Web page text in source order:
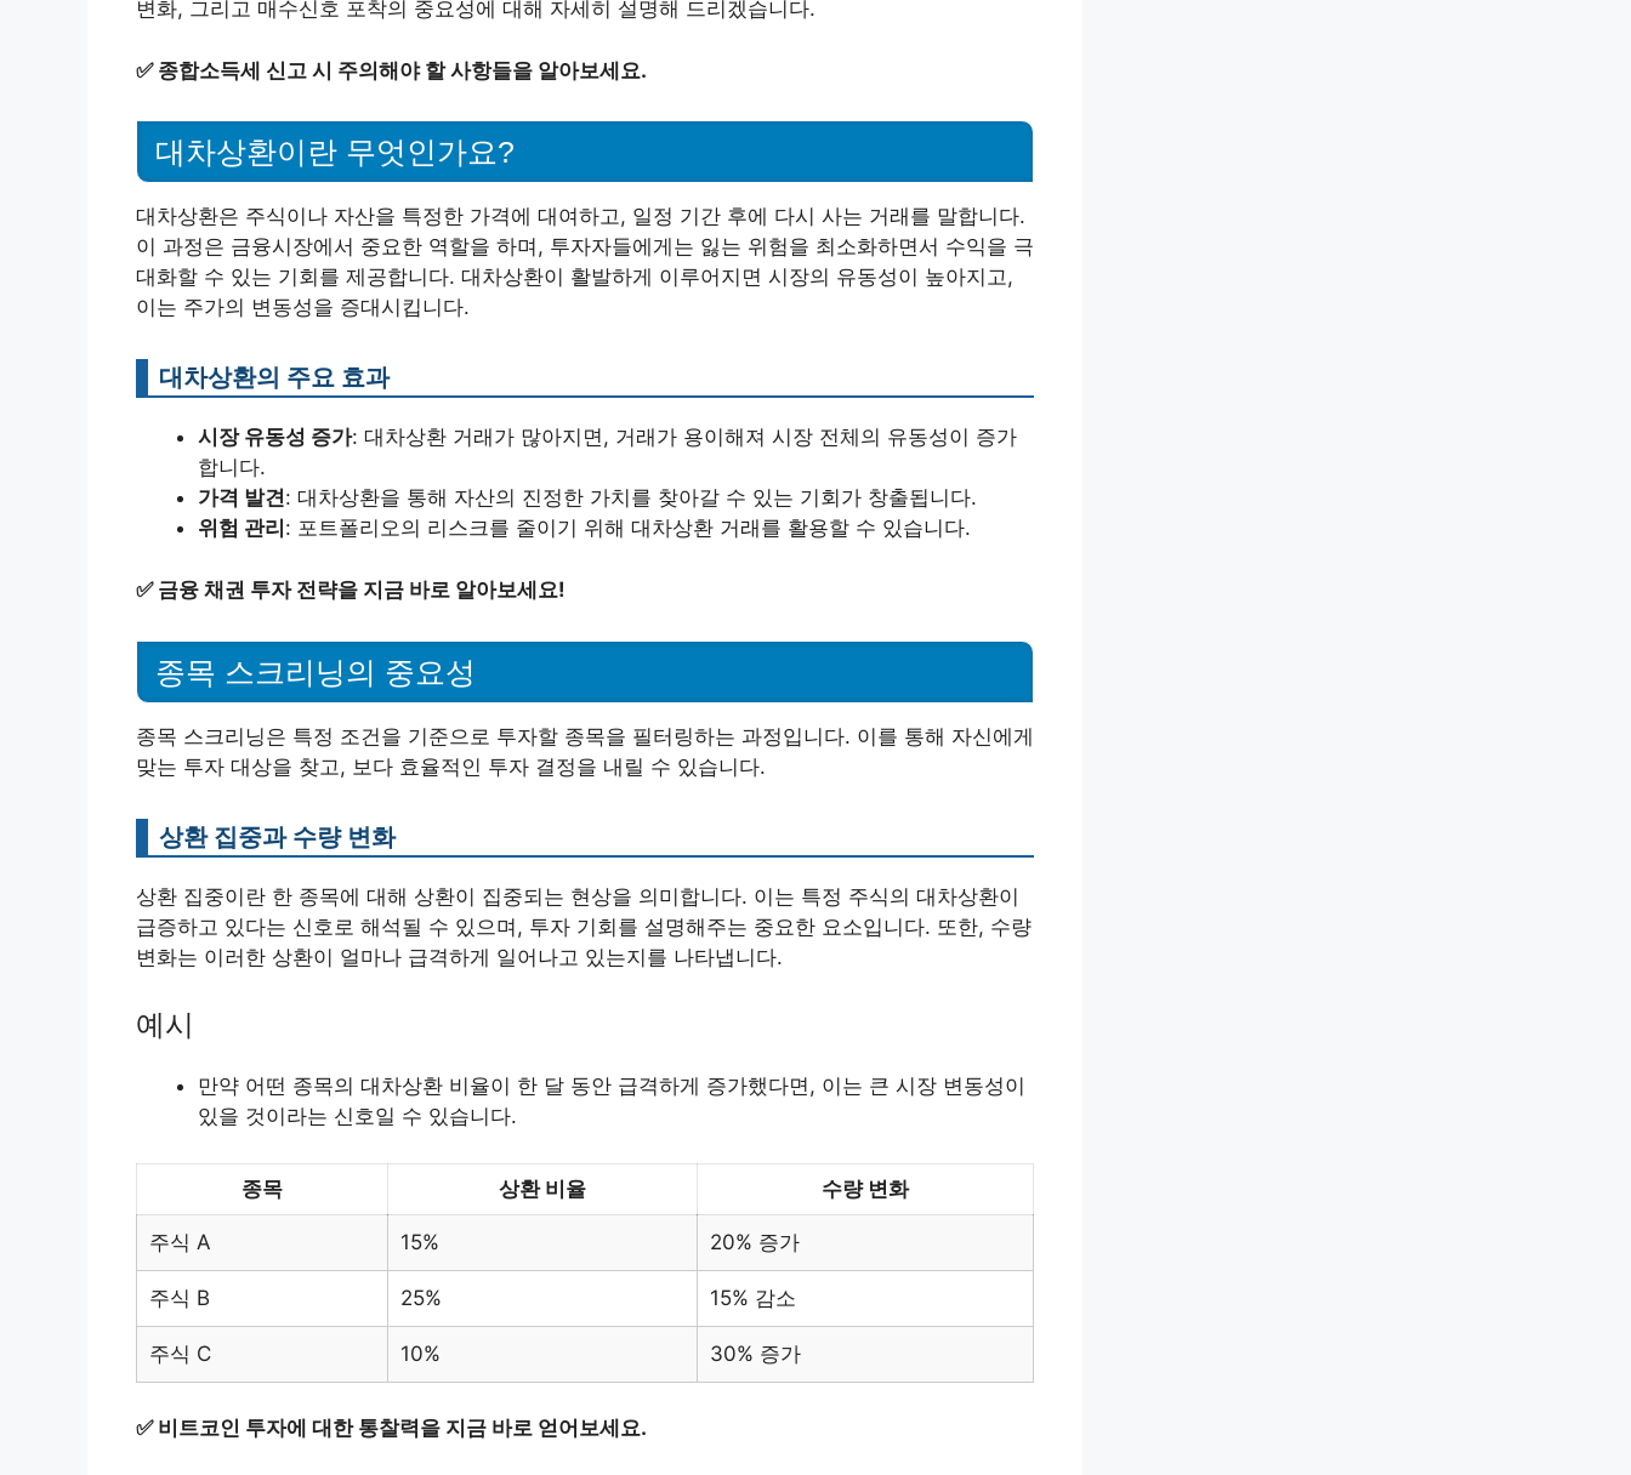
변화, 그리고 매수신호 포착의 중요성에 대해 자세히 설명해 드리겠습니다.
✅ 종합소득세 신고 시 주의해야 할 사항들을 알아보세요.
대차상환이란 무엇인가요?
대차상환은 주식이나 자산을 특정한 가격에 대여하고, 일정 기간 후에 다시 사는 거래를 말합니다.
이 과정은 금융시장에서 중요한 역할을 하며, 투자자들에게는 잃는 위험을 최소화하면서 수익을 극
대화할 수 있는 기회를 제공합니다. 대차상환이 활발하게 이루어지면 시장의 유동성이 높아지고,
이는 주가의 변동성을 증대시킵니다.
대차상환의 주요 효과
시장 유동성 증가: 대차상환 거래가 많아지면, 거래가 용이해져 시장 전체의 유동성이 증가
합니다.
가격 발견: 대차상환을 통해 자산의 진정한 가치를 찾아갈 수 있는 기회가 창출됩니다.
위험 관리 : 포트폴리오의 리스크를 줄이기 위해 대차상환 거래를 활용할 수 있습니다.
✅ 금융 채권 투자 전략을 지금 바로 알아보세요!
종목 스크리닝의 중요성
종목 스크리닝은 특정 조건을 기준으로 투자할 종목을 필터링하는 과정입니다. 이를 통해 자신에게
맞는 투자 대상을 찾고, 보다 효율적인 투자 결정을 내릴 수 있습니다.
상환 집중과 수량 변화
상환 집중이란 한 종목에 대해 상환이 집중되는 현상을 의미합니다. 이는 특정 주식의 대차상환이
급증하고 있다는 신호로 해석될 수 있으며, 투자 기회를 설명해주는 중요한 요소입니다. 또한, 수량
변화는 이러한 상환이 얼마나 급격하게 일어나고 있는지를 나타냅니다.
예시
만약 어떤 종목의 대차상환 비율이 한 달 동안 급격하게 증가했다면, 이는 큰 시장 변동성이
있을 것이라는 신호일 수 있습니다.
종목 상환 비율 수량 변화
주식 A 15% 20% 증가
주식 B 25% 15% 감소
주식 C 10% 30% 증가
✅ 비트코인 투자에 대한 통찰력을 지금 바로 얻어보세요.